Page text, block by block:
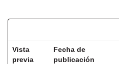
Vista
previa
Fecha de
publicación